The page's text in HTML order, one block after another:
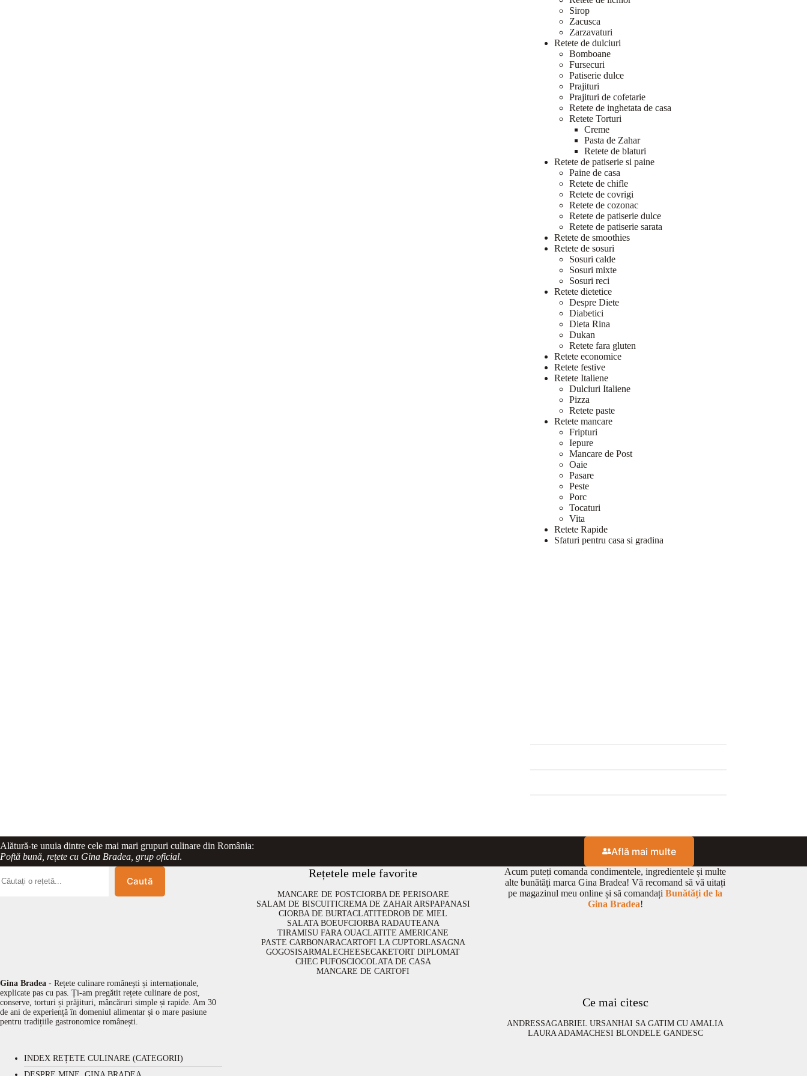
Sirop
Zacusca
Zarzavaturi
Retete de dulciuri
Bomboane
Fursecuri
Patiserie dulce
Prajituri
Prajituri de cofetarie
Retete de inghetata de casa
Retete Torturi
Creme
Pasta de Zahar
Retete de blaturi
Retete de patiserie si paine
Paine de casa
Retete de chifle
Retete de covrigi
Retete de cozonac
Retete de patiserie dulce
Retete de patiserie sarata
Retete de smoothies
Retete de sosuri
Sosuri calde
Sosuri mixte
Sosuri reci
Retete dietetice
Despre Diete
Diabetici
Dieta Rina
Dukan
Retete fara gluten
Retete economice
Retete festive
Retete Italiene
Dulciuri Italiene
Pizza
Retete paste
Retete mancare
Fripturi
Iepure
Mancare de Post
Oaie
Pasare
Peste
Porc
Tocaturi
Vita
Retete Rapide
Sfaturi pentru casa si gradina
Alătură-te unuia dintre cele mai mari grupuri culinare din România:
Poftă bună, rețete cu Gina Bradea, grup oficial. Află mai multe
Caută
Gina Bradea - Rețete culinare românești și internaționale,
explicate pas cu pas. Ți-am pregătit rețete culinare de post,
conserve, torturi și prăjituri, mâncăruri simple și rapide. Am 30
de ani de experiență în domeniul alimentar și o mare pasiune
pentru tradițiile gastronomice românești.
INDEX REȚETE CULINARE (CATEGORII)
Rețetele mele favorite
MANCARE DE POSTCIORBA DE PERISOARE
SALAM DE BISCUITICREMA DE ZAHAR ARSPAPANASI
CIORBA DE BURTACLATITEDROB DE MIEL
SALATA BOEUFCIORBA RADAUTEANA
TIRAMISU FARA OUACLATITE AMERICANE
PASTE CARBONARACARTOFI LA CUPTORLASAGNA
GOGOSISARMALECHEESECAKETORT DIPLOMAT
CHEC PUFOSCIOCOLATA DE CASA
MANCARE DE CARTOFI
Acum puteți comanda condimentele, ingredientele și multe
alte bunătăți marca Gina Bradea! Vă recomand să vă uitați
pe magazinul meu online și să comandațiBunătăți de la
Gina Bradea!
Ce mai citesc
ANDRESSAGABRIEL URSANHAI SA GATIM CU AMALIA
LAURA ADAMACHESI BLONDELE GANDESC